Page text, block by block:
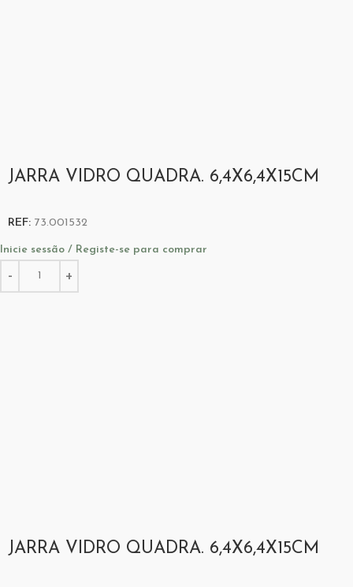
JARRA VIDRO QUADRA. 6,4X6,4X15CM
REF: 73.001532
Inicie sessão / Registe-se para comprar
JARRA VIDRO QUADRA. 6,4X6,4X15CM